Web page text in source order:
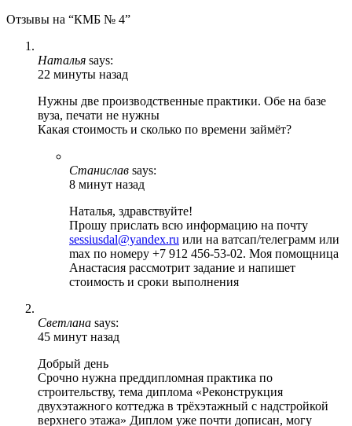
Отзывы на “КМБ № 4”
Наталья says:
22 минуты назад
Нужны две производственные практики. Обе на базе
вуза, печати не нужны
Какая стоимость и сколько по времени займёт?
Станислав says:
8 минут назад
Наталья, здравствуйте!
Прошу прислать всю информацию на почту
sessiusdal@yandex.ru или на ватсап/телеграмм или
max по номеру +7 912 456-53-02. Моя помощница
Анастасия рассмотрит задание и напишет
стоимость и сроки выполнения
Светлана says:
45 минут назад
Добрый день
Срочно нужна преддипломная практика по
строительству, тема диплома «Реконструкция
двухэтажного коттеджа в трёхэтажный с надстройкой
верхнего этажа» Диплом уже почти дописан, могу